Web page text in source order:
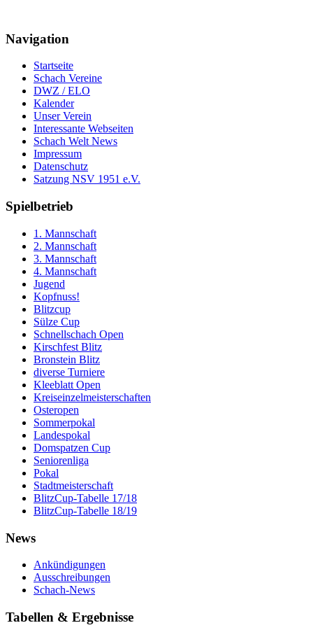
Navigation
Startseite
Schach Vereine
DWZ / ELO
Kalender
Unser Verein
Interessante Webseiten
Schach Welt News
Impressum
Datenschutz
Satzung NSV 1951 e.V.
Spielbetrieb
1. Mannschaft
2. Mannschaft
3. Mannschaft
4. Mannschaft
Jugend
Kopfnuss!
Blitzcup
Sülze Cup
Schnellschach Open
Kirschfest Blitz
Bronstein Blitz
diverse Turniere
Kleeblatt Open
Kreiseinzelmeisterschaften
Osteropen
Sommerpokal
Landespokal
Domspatzen Cup
Seniorenliga
Pokal
Stadtmeisterschaft
BlitzCup-Tabelle 17/18
BlitzCup-Tabelle 18/19
News
Ankündigungen
Ausschreibungen
Schach-News
Tabellen & Ergebnisse